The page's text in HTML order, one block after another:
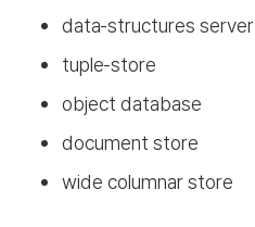
data‐structures server
tuple‐store
object database
document store
wide columnar store